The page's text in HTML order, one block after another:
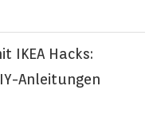
IKEA Hacks:
Anleitungen